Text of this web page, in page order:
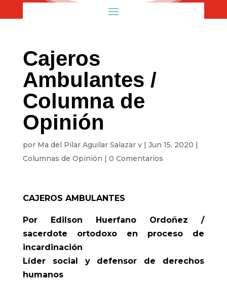
Cajeros
Ambulantes /
Columna de
Opinión
por Ma del Pilar Aguilar Salazar v| Jun 15, 2020 |
Columnas de Opinión | 0 Comentarios
CAJEROS AMBULANTES
Por Edilson Huerfano Ordoñez /
sacerdote ortodoxo en proceso de
incardinación
Líder social y defensor de derechos
humanos